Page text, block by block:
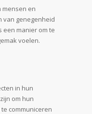
mensen en
van genegenheid
een manier om te
voelen.
in hun
om hun
communiceren